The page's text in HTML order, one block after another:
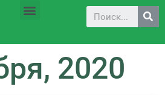
2020